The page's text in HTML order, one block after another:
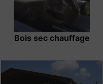
Bois sec chauffage